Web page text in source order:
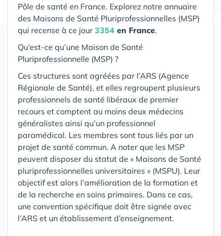
Pôle de santé en France. Explorez notre annuaire
des Maisons de Santé Pluriprofessionnelles (MSP)
qui recense à ce jour 3354 en France.
Qu’est-ce qu’une Maison de Santé
Pluriprofessionnelle (MSP) ?
Ces structures sont agréées par l’ARS (Agence
Régionale de Santé), et elles regroupent plusieurs
professionnels de santé libéraux de premier
recours et comptent au moins deux médecins
généralistes ainsi qu’un professionnel
paramédical. Les membres sont tous liés par un
projet de santé commun. A noter que les MSP
peuvent disposer du statut de « Maisons de Santé
pluriprofessionnelles universitaires » (MSPU). Leur
objectif est alors l’amélioration de la formation et
de la recherche en soins primaires. Dans ce cas,
une convention spécifique doit être signée avec
l’ARS et un établissement d’enseignement.